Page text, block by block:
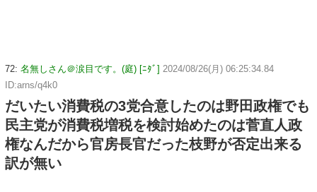
72: 名無しさん＠涙目です。(庭) [ﾆﾀﾞ] 2024/08/26(月) 06:25:34.84
ID:arns/q4k0
だいたい消費税の3党合意したのは野田政権でも
民主党が消費税増税を検討始めたのは菅直人政
権なんだから官房長官だった枝野が否定出来る
訳が無い